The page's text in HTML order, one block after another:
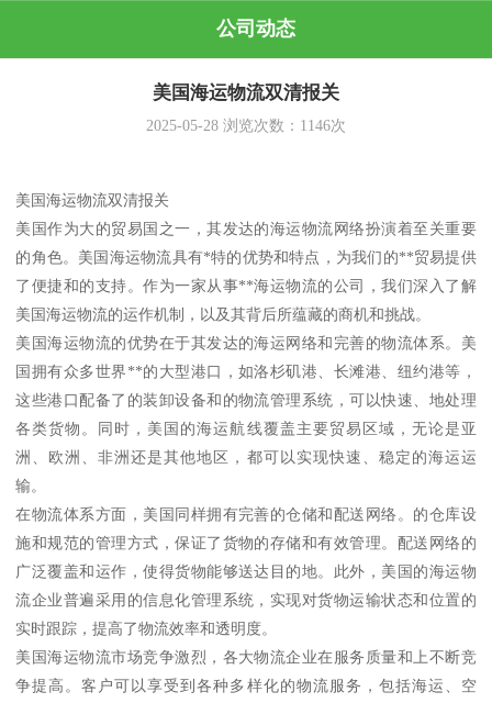
公司动态
美国海运物流双清报关
2025-05-28 浏览次数： 1146次
美国海运物流双清报关
美国作为大的贸易国之一，其发达的海运物流网络扮演着至关重要
的角色。美国海运物流具有*特的优势和特点，为我们的**贸易提供
了便捷和的支持。作为一家从事**海运物流的公司，我们深入了解
美国海运物流的运作机制，以及其背后所蕴藏的商机和挑战。
美国海运物流的优势在于其发达的海运网络和完善的物流体系。美
国拥有众多世界**的大型港口，如洛杉矶港、长滩港、纽约港等，
这些港口配备了的装卸设备和的物流管理系统，可以快速、地处理
各类货物。同时，美国的海运航线覆盖主要贸易区域，无论是亚
洲、欧洲、非洲还是其他地区，都可以实现快速、稳定的海运运
输。
在物流体系方面，美国同样拥有完善的仓储和配送网络。的仓库设
施和规范的管理方式，保证了货物的存储和有效管理。配送网络的
广泛覆盖和运作，使得货物能够送达目的地。此外，美国的海运物
流企业普遍采用的信息化管理系统，实现对货物运输状态和位置的
实时跟踪，提高了物流效率和透明度。
美国海运物流市场竞争激烈，各大物流企业在服务质量和上不断竞
争提高。客户可以享受到各种多样化的物流服务，包括海运、空